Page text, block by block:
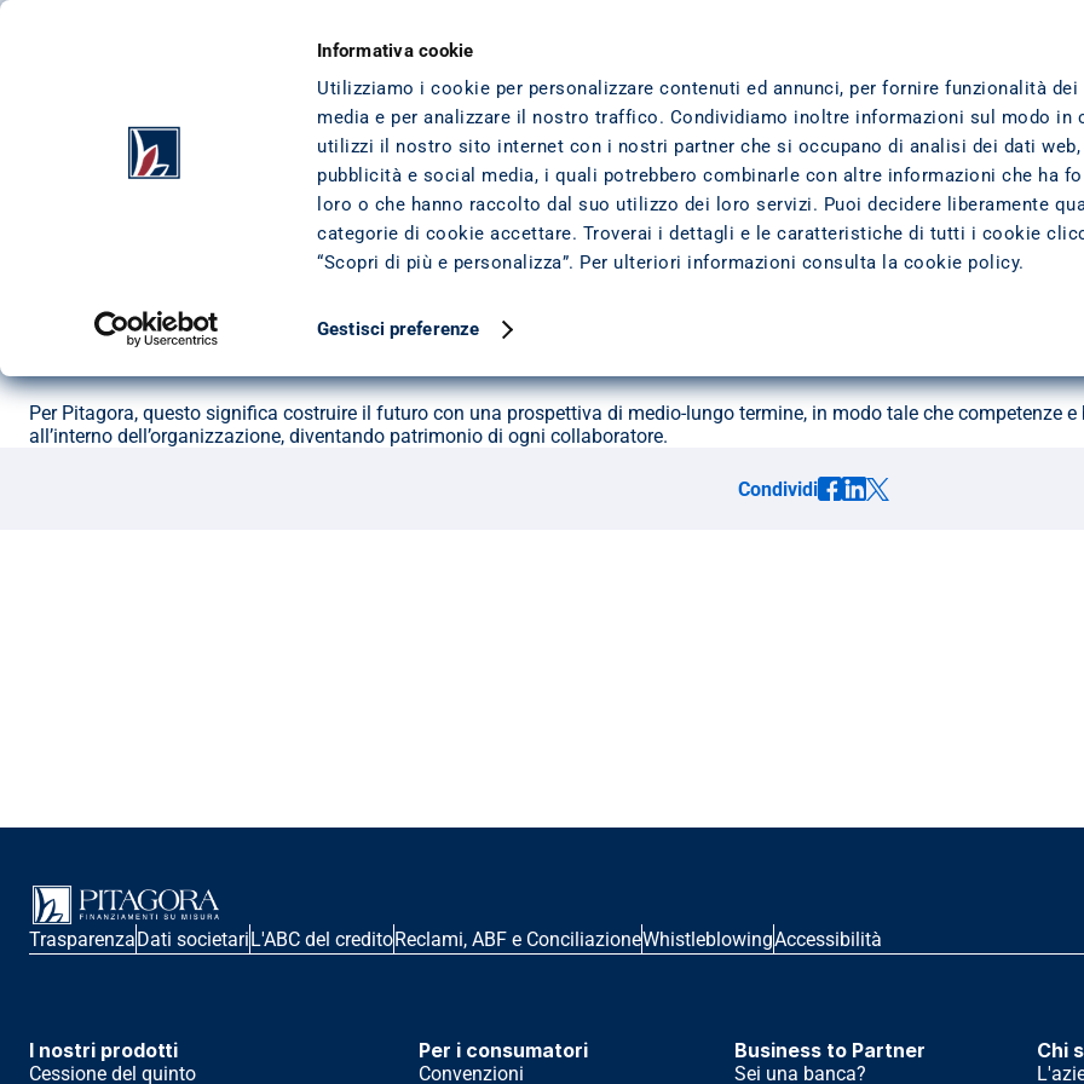
Informativa cookie
Utilizziamo i cookie per personalizzare contenuti ed annunci, per fornire funzionalità dei
media e per analizzare il nostro traffico. Condividiamo inoltre informazioni sul modo in
utilizzi il nostro sito internet con i nostri partner che si occupano di analisi dei dati web,
pubblicità e social media, i quali potrebbero combinarle con altre informazioni che ha
loro o che hanno raccolto dal suo utilizzo dei loro servizi. Puoi decidere liberamente
categorie di cookie accettare. Troverai i dettagli e le caratteristiche di tutti i cookie
“Scopri di più e personalizza”. Per ulteriori informazioni consulta la cookie policy.
Gestisci preferenze
CESSIONE DEL QUINTO I NOSTRI PRODOTTI
FORMARE LAGENTE IL MIGLIO FINALE DELLESPERIENZA DEL CLIENTE
Formare l’Agente, il miglio finale
19 OTTOBRE 2022
A settembre 2022 sono ripartite in presenza, e con una formula rinnovata, le attività della Pitagora Academy. Che forma gli
Alin Damiani e Alfredo Furnari raccontano il percorso formativo, ritornato a pieno regime a settembre 2022, destinato ai
Per Pitagora, questo significa costruire il futuro con una prospettiva di medio-lungo termine, in modo tale che competenze
all’interno dell’organizzazione, diventando patrimonio di ogni collaboratore.
Condividi
TrasparenzaDati societariL'ABC del creditoReclami, ABF e ConciliazioneWhistleblowingAccessibilità
I nostri prodotti
Cessione del quinto
Per i consumatori
Convenzioni
Business to Partner
Sei una banca?
Chi